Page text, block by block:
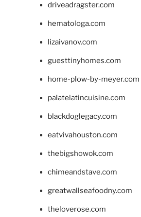
driveadragster.com
hematologa.com
lizaivanov.com
guesttinyhomes.com
home-plow-by-meyer.com
palatelatincuisine.com
blackdoglegacy.com
eatvivahouston.com
thebigshowok.com
chimeandstave.com
greatwallseafoodny.com
theloverose.com